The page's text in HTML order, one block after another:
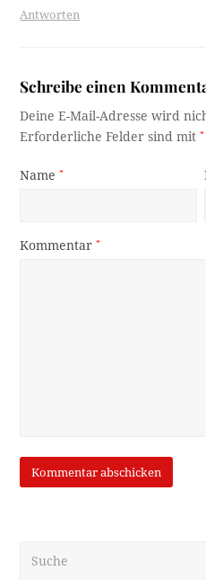
Antworten
Schreibe einen
Deine E-Mail-Adresse wird
Erforderliche Felder sind mit*
Name*
Kommentar*